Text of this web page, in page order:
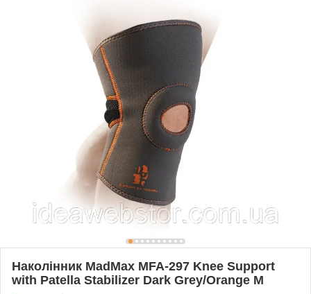
Наколінник MadMax MFA-297 Knee Support
with Patella Stabilizer Dark Grey/Orange M